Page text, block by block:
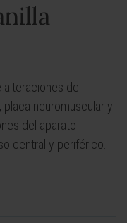
del
neuromuscular y
del aparato
central y periférico.